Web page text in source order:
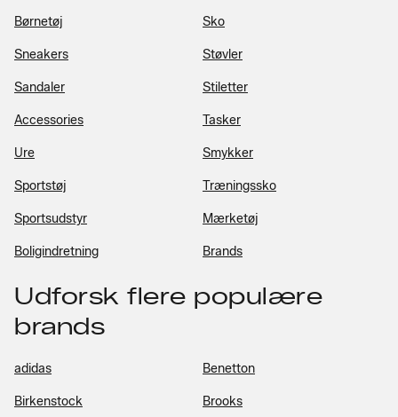
Børnetøj Sko
Sneakers Støvler
Sandaler Stiletter
Accessories Tasker
Ure Smykker
Sportstøj Træningssko
Sportsudstyr Mærketøj
Boligindretning Brands
Udforsk flere populære
brands
adidas Benetton
Birkenstock Brooks